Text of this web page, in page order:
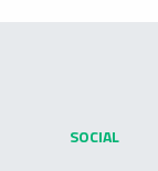
SOCIAL